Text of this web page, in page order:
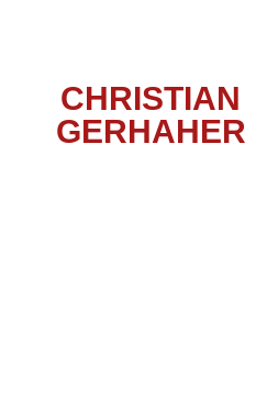
CHRISTIAN
GERHAHER